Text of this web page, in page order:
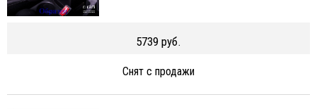
5739 руб.
Снят с продажи